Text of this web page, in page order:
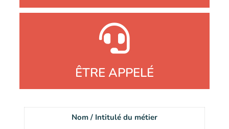
ÊTRE APPELÉ
Nom / Intitulé du métier